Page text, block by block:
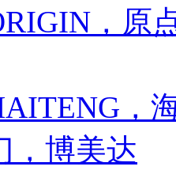
，原
，
，博美达